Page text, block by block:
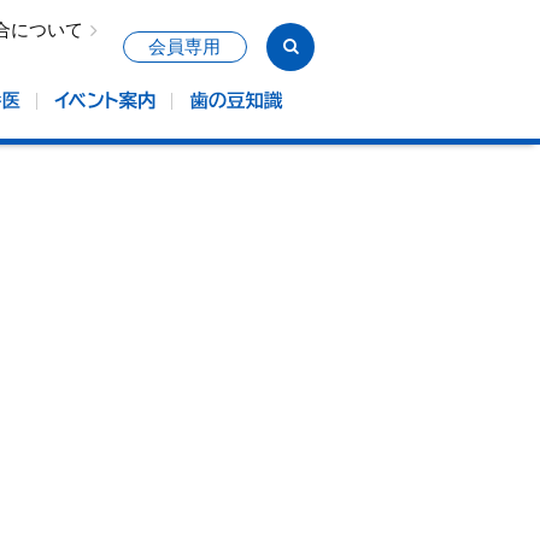
について
会員専用